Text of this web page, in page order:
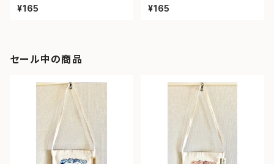
ェイ）
¥165 ツ）
¥165
セール中の商品